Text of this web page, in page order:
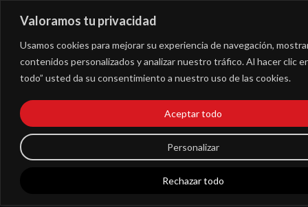
Valoramos tu privacidad
Usamos cookies para mejorar su experiencia de navegación,
contenidos personalizados y analizar nuestro tráfico. Al hacer clic
todo” usted da su consentimiento a nuestro uso de las cookies.
Personalizar
Rechazar todo
Aceptar todo
Ventajas y
desventajas de la
estrategia de
integración vertical
en la empresa